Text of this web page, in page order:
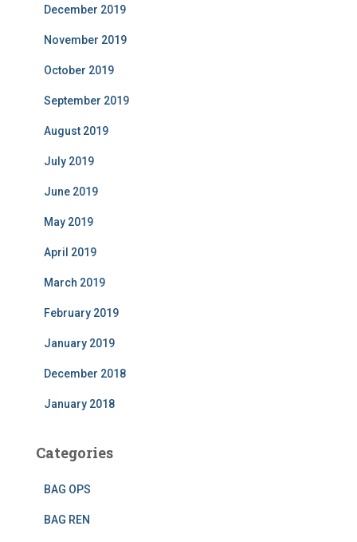
December 2019
November 2019
October 2019
September 2019
August 2019
July 2019
June 2019
May 2019
April 2019
March 2019
February 2019
January 2019
December 2018
January 2018
Categories
BAG OPS
BAG REN